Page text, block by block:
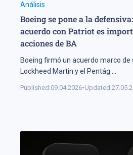
Análisis
Boeing se pone a la
acuerdo con Patriot es
acciones de BA
Boeing firmó un acuerdo marco de
Lockheed Martin y el Pentág
Published:09.04.2026•Updated: